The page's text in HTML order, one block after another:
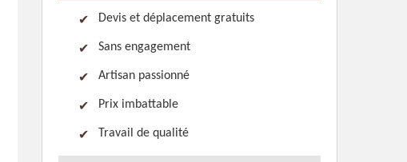
Devis et déplacement gratuits
Sans engagement
Artisan passionné
Prix imbattable
Travail de qualité